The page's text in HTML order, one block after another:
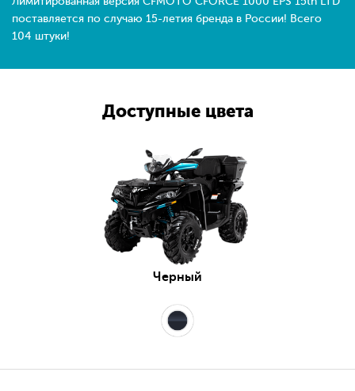
поставляется по случаю 15-летия бренда в России! Всего
104 штуки!
Доступные цвета
Черный